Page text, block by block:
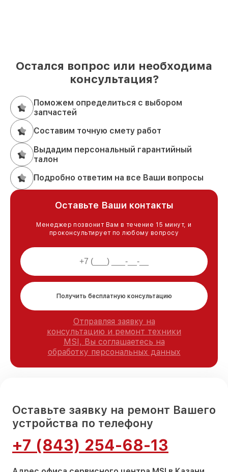
Остался вопрос или необходима
консультация?
Поможем определиться с выбором
запчастей
Составим точную смету работ
Выдадим персональный гарантийный
талон
Подробно ответим на все Ваши вопросы
Оставьте Ваши контакты
Менеджер позвонит Вам в течение 15 минут, и
проконсультирует по любому вопросу
Получить бесплатную консультацию
Отправляя заявку на
консультацию и ремонт техники
MSI, Вы соглашаетесь на
обработку персональных данных
Оставьте заявку на ремонт Вашего
устройства по телефону
+7 (843) 254-68-13